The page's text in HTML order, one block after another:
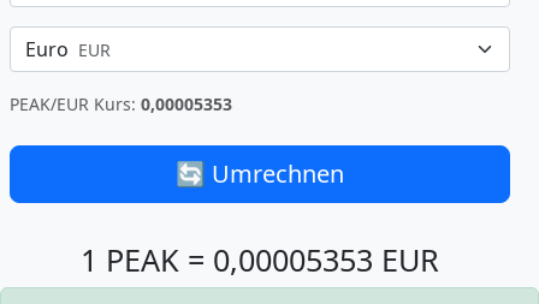
Euro EUR
PEAK/EUR Kurs: 0,00005353
🔄 Umrechnen
1 PEAK = 0,00005353 EUR